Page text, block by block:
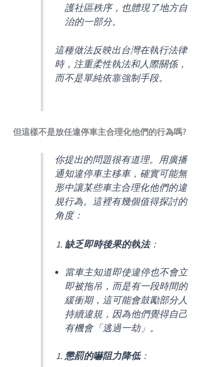
護社區秩序，也體現了地方自
治的一部分。
這種做法反映出台灣在執行法律
時，注重柔性執法和人際關係，
而不是單純依靠強制手段。
但這樣不是放任違停車主合理化他們的行為嗎?
你提出的問題很有道理。用廣播
通知違停車主移車，確實可能無
形中讓某些車主合理化他們的違
規行為。這裡有幾個值得探討的
角度：
缺乏即時後果的執法：
當車主知道即使違停也不會立
即被拖吊，而是有一段時間的
緩衝期，這可能會鼓勵部分人
持續違規，因為他們覺得自己
有機會「逃過一劫」。
懲罰的嚇阻力降低：